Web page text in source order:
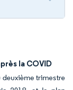
la COVID
deuxième trimestre